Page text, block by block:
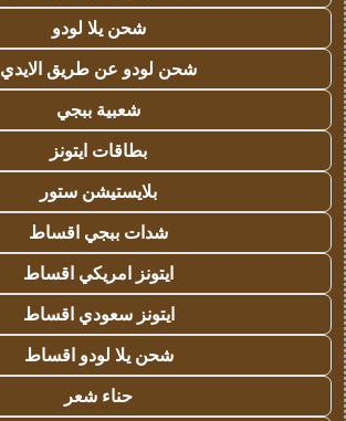
شحن يلا لودو
شحن لودو عن طريق الايدي
شعبية ببجي
بطاقات ايتونز
بلايستيشن ستور
شدات ببجي اقساط
ايتونز امريكي اقساط
ايتونز سعودي اقساط
شحن يلا لودو اقساط
حناء شعر